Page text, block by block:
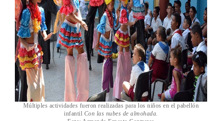
Múltiples actividades fueron realizadas para los niños en el pabellón
infantil Con las nubes de almohada.